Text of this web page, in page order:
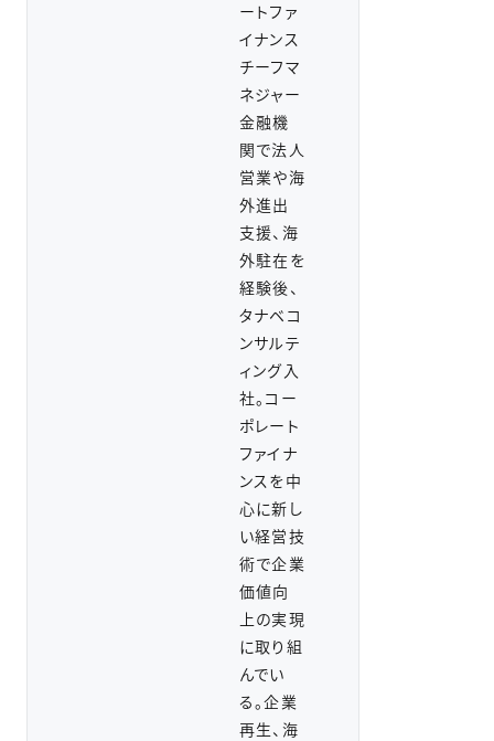
ートファ
イナンス
チーフマ
ネジャー
金融機
関で法人
営業や海
外進出
支援、海
外駐在を
経験後、
タナベコ
ンサルテ
ィング入
社。コー
ポレート
ファイナ
ンスを中
心に新し
い経営技
術で企業
価値向
上の実現
に取り組
んでい
る。企業
再生、海